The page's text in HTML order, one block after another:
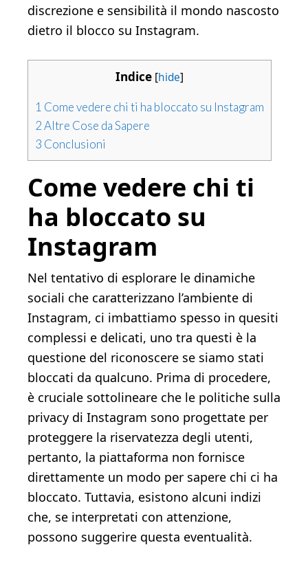
discrezione e sensibilità il mondo nascosto
dietro il blocco su Instagram.
Indice [hide]
1 Come vedere chi ti ha bloccato su Instagram
2Altre Cose da Sapere
3 Conclusioni
Come vedere chi ti
ha bloccato su
Instagram
Nel tentativo di esplorare le dinamiche
sociali che caratterizzano l’ambiente di
Instagram, ci imbattiamo spesso in quesiti
complessi e delicati, uno tra questi è la
questione del riconoscere se siamo stati
bloccati da qualcuno. Prima di procedere,
è cruciale sottolineare che le politiche sulla
privacy di Instagram sono progettate per
proteggere la riservatezza degli utenti,
pertanto, la piattaforma non fornisce
direttamente un modo per sapere chi ci ha
bloccato. Tuttavia, esistono alcuni indizi
che, se interpretati con attenzione,
possono suggerire questa eventualità.